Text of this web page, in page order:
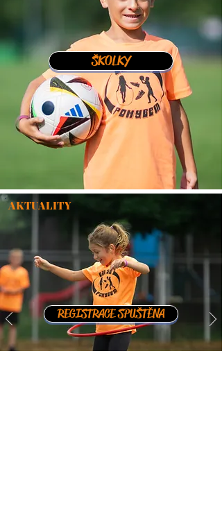
ŠKOLKY
AKTUALITY
REGISTRACE SPUŠTĚNA